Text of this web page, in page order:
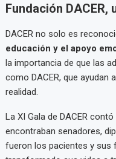
Fundación
DACER no solo es
educación y el apoyo
la importancia de que las
como DACER, que ayudan
realidad.
La XI Gala de DACER
encontraban senadores,
fueron los pacientes y sus